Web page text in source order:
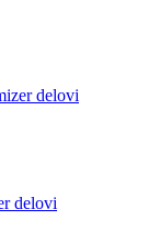
delovi
delovi